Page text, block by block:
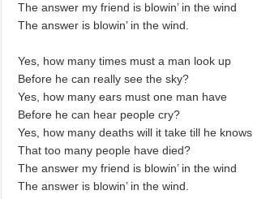
The answer my friend is blowin’ in the wind
The answer is blowin’ in the wind.
Yes, how many times must a man look up
Before he can really see the sky?
Yes, how many ears must one man have
Before he can hear people cry?
Yes, how many deaths will it take till he knows
That too many people have died?
The answer my friend is blowin’ in the wind
The answer is blowin’ in the wind.